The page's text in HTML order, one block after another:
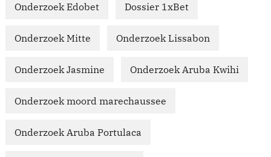
Onderzoek Edobet Dossier 1xBet
Onderzoek Mitte Onderzoek Lissabon
Onderzoek Jasmine Onderzoek Aruba Kwihi
Onderzoek moord marechaussee
Onderzoek Aruba Portulaca